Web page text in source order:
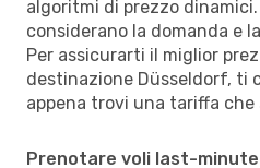
algoritmi di prezzo
considerano la domanda e
Per assicurarti il miglior
destinazione Düsseldorf, ti
appena trovi una tariffa
Prenotare voli last-minute